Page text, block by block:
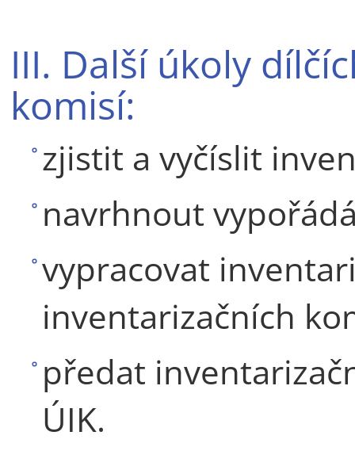
III. Další úkoly
komisí:
zjistit a vyčíslit
navrhnout
vypracovat
inventarizačních
předat
ÚIK.